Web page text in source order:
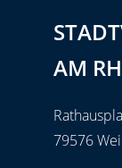
AM
79576